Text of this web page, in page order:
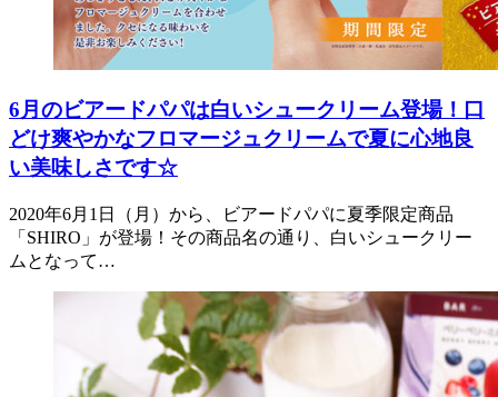
6月のビアードパパは白いシュークリーム登場！口
どけ爽やかなフロマージュクリームで夏に心地良
い美味しさです☆
2020年6月1日（月）から、ビアードパパに夏季限定商品
「SHIRO」が登場！その商品名の通り、白いシュークリー
ムとなって…